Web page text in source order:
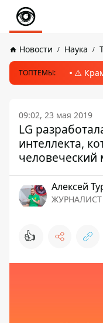
Новости Наука
ТОПТЕМЫ: ⚠️
09:02, 23 мая 2019
LG
интеллекта,
человеческий
Алексей
ЖУРНАЛИСТ
👍